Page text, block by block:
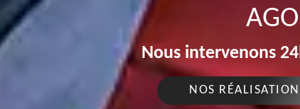
Nous intervenons
NOS